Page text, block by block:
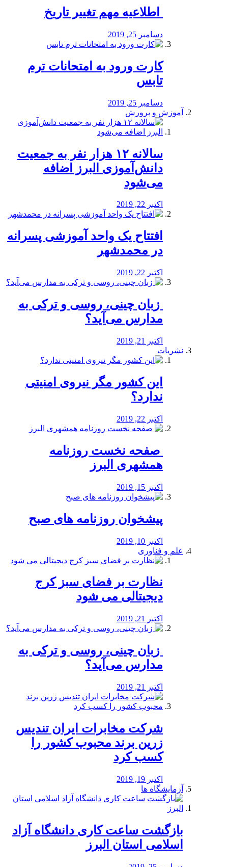
️ اطلاعیه مهم تغییر تاریخ
دسامبر 25, 2019
کارت ورود به امتحانات ترم
تابس
دسامبر 25, 2019
آموزش و پرورش
️سالانه ۱۲ هزار نفر به جمعیت
دانش‌آموزی البرز اضافه
می‌شود
اکتبر 22, 2019
افتتاح یک واحد آموزشی پسرانه
در محمدشهر
اکتبر 22, 2019
️ زبان چینی، روسی و ترکی به
مدارس می‌آید؟
اکتبر 21, 2019
نشریات
این کشور مگر نیروی امنیتی
ندارد؟
اکتبر 22, 2019
️ صفحه نخست روزنامه‌
همشهری البرز
اکتبر 15, 2019
پیشخوان روزنامه های صبح
اکتبر 10, 2019
علم و فناوری
نظارت بر فضای سبز کرج
دیجیتالی می شود
اکتبر 21, 2019
️ زبان چینی، روسی و ترکی به
مدارس می‌آید؟
اکتبر 21, 2019
شرکت مخابرات ایران تندیس
زرین برند محبوب کشور را
کسب کرد
اکتبر 19, 2019
آزمایشگاه ها
بازگشت ساعت کاری دانشگاه آزاد
اسلامی استان البرز